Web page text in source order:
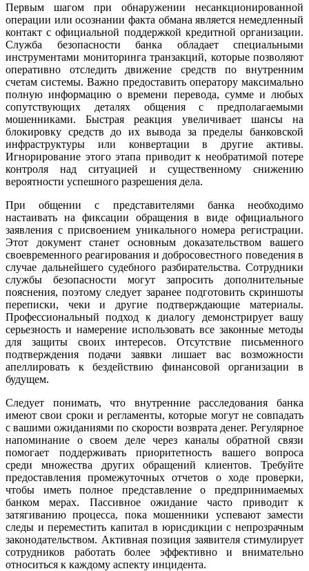
Первым шагом при обнаружении несанкционированной
операции или осознании факта обмана является немедленный
контакт с официальной поддержкой кредитной организации.
Служба безопасности банка обладает специальными
инструментами мониторинга транзакций, которые позволяют
оперативно отследить движение средств по внутренним
счетам системы. Важно предоставить оператору максимально
полную информацию о времени перевода, сумме и любых
сопутствующих деталях общения с предполагаемыми
мошенниками. Быстрая реакция увеличивает шансы на
блокировку средств до их вывода за пределы банковской
инфраструктуры или конвертации в другие активы.
Игнорирование этого этапа приводит к необратимой потере
контроля над ситуацией и существенному снижению
вероятности успешного разрешения дела.
При общении с представителями банка необходимо
настаивать на фиксации обращения в виде официального
заявления с присвоением уникального номера регистрации.
Этот документ станет основным доказательством вашего
своевременного реагирования и добросовестного поведения в
случае дальнейшего судебного разбирательства. Сотрудники
службы безопасности могут запросить дополнительные
пояснения, поэтому следует заранее подготовить скриншоты
переписки, чеки и другие подтверждающие материалы.
Профессиональный подход к диалогу демонстрирует вашу
серьезность и намерение использовать все законные методы
для защиты своих интересов. Отсутствие письменного
подтверждения подачи заявки лишает вас возможности
апеллировать к бездействию финансовой организации в
будущем.
Следует понимать, что внутренние расследования банка
имеют свои сроки и регламенты, которые могут не совпадать
с вашими ожиданиями по скорости возврата денег. Регулярное
напоминание о своем деле через каналы обратной связи
помогает поддерживать приоритетность вашего вопроса
среди множества других обращений клиентов. Требуйте
предоставления промежуточных отчетов о ходе проверки,
чтобы иметь полное представление о предпринимаемых
банком мерах. Пассивное ожидание часто приводит к
затягиванию процесса, пока мошенники успевают замести
следы и переместить капитал в юрисдикции с непрозрачным
законодательством. Активная позиция заявителя стимулирует
сотрудников работать более эффективно и внимательно
относиться к каждому аспекту инцидента.